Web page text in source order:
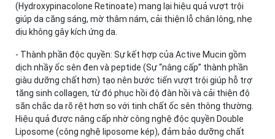
(Hydroxypinacolone Retinoate) mang lại hiệu quả vượt trội
giúp da căng sáng, mờ thâm nám, cải thiện lỗ chân lông, nhẹ
dịu không gây kích ứng da.
- Thành phần độc quyền: Sự kết hợp của Active Mucin gồm
dịch nhầy ốc sên đen và peptide (Sự “nâng cấp” thành phần
giàu dưỡng chất hơn) tạo nên bước tiến vượt trội giúp hỗ trợ
tăng sinh collagen, từ đó phục hồi độ đàn hồi và cải thiện độ
săn chắc da rõ rệt hơn so với tinh chất ốc sên thông thường.
Hiệu quả được nâng cấp nhờ công nghệ độc quyền Double
Liposome (công nghệ liposome kép), đảm bảo dưỡng chất